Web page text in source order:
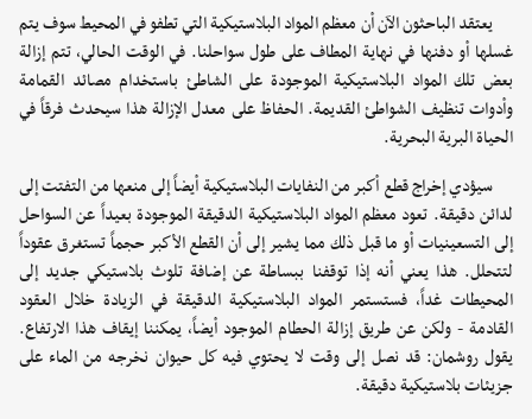
يعتقد الباحثون الآن أن معظم المواد البلاستيكية التي تطفو في المحيط سوف يتم
غسلها أو دفنها في نهاية المطاف على طول سواحلنا. في الوقت الحالي، تتم إزالة
بعض تلك المواد البلاستيكية الموجودة على الشاطئ باستخدام مصائد القمامة
وأدوات تنظيف الشواطئ القديمة. الحفاظ على معدل الإزالة هذا سيحدث فرقاً في
الحياة البرية البحرية.
سيؤدي إخراج قطع أكبر من النفايات البلاستيكية أيضاً إلى منعها من التفتت إلى
لدائن دقيقة. تعود معظم المواد البلاستيكية الدقيقة الموجودة بعيداً عن السواحل
إلى التسعينيات أو ما قبل ذلك مما يشير إلى أن القطع الأكبر حجماً تستغرق عقوداً
لتتحلل. هذا يعني أنه إذا توقفنا ببساطة عن إضافة تلوث بلاستيكي جديد إلى
المحيطات غداً، فستستمر المواد البلاستيكية الدقيقة في الزيادة خلال العقود
القادمة - ولكن عن طريق إزالة الحطام الموجود أيضاً، يمكننا إيقاف هذا الارتفاع.
يقول روشمان: قد نصل إلى وقت لا يحتوي فيه كل حيوان نخرجه من الماء على
جزيئات بلاستيكية دقيقة.